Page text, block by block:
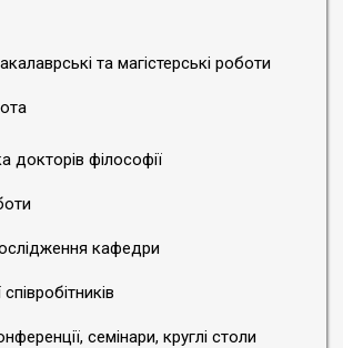
та магістерські роботи
докторів філософії
кафедри
співробітників
семінари, круглі столи